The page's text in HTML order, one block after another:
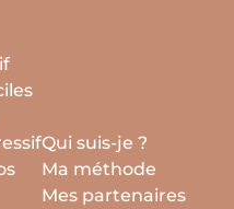
Qui suis-je ?
Ma méthode
Mes partenaires